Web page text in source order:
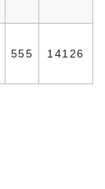
555 14126